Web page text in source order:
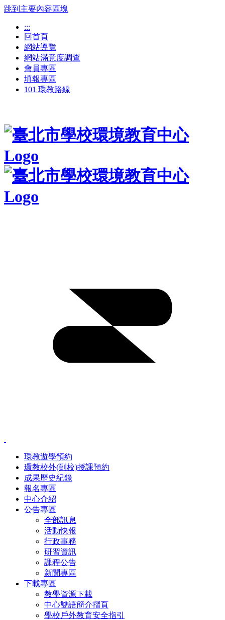
跳到主要內容區塊
:::
回首頁
網站導覽
網站滿意度調查
會員專區
填報專區
101 環教路線
環教遊學預約
環教校外(到校)授課預約
成果歷史紀錄
報名專區
中心介紹
公告專區
全部訊息
活動快報
行政事務
研習資訊
課程公告
新聞專區
下載專區
教學資源下載
中心雙語簡介摺頁
學校戶外教育安全指引